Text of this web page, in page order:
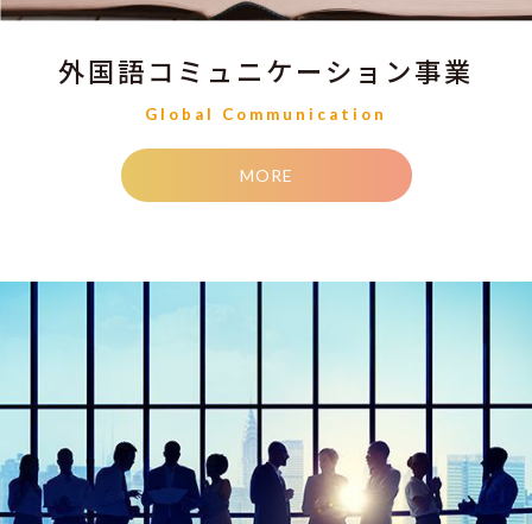
外国語コミュニケーション事業
Global Communication
MORE